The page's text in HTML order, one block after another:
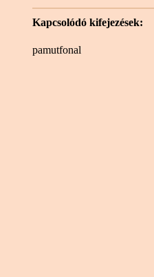
Kapcsolódó kifejezések:
pamutfonal